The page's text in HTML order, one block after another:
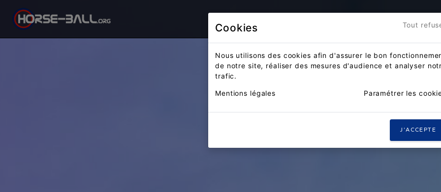
Cookies Tout
Nous utilisons des cookies afin d'assurer le bon
de notre site, réaliser des mesures d'audience et analyser
trafic.
Mentions légales Paramétrer les
J'ACCEPTE